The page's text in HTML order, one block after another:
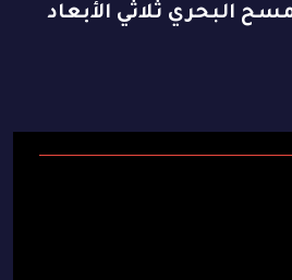
البحري ثلاثي الأبعاد